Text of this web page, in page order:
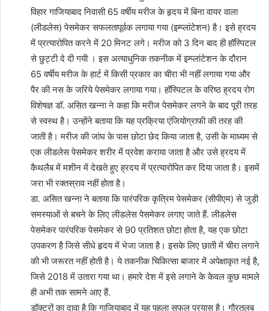
विहार गाजियाबाद निवासी 65 वर्षीय मरीज के हृदय में बिना वायर वाला
(लीडलेस) पेसमेकर सफलतापूर्वक लगाया गया (इम्प्लांटेशन) है। इसे ह्रदय
में प्रत्यारोपित करने में 20 मिनट लगे। मरीज को 3 दिन बाद ही हॉस्पिटल
से छुट्टी दे दी गयी । इस अत्याधुनिक तकनीक में इम्प्लांटेशन के दौरान
65 वर्षीय मरीज के हार्ट में किसी प्रकार का चीरा भी नहीं लगाया गया और
पैर की नस के जरिये पेसमेकर लगाया गया। हॉस्पिटल के वरिष्ठ ह्रदय रोग
विशेषज्ञ डॉ. असित खन्ना ने कहा कि मरीज पेसमेकर लगने के बाद पूरी तरह
से स्वस्थ है। उन्होंने बताया कि यह प्रक्रिया एंजियोग्राफी की तरह की
जाती है। मरीज की जांघ के पास छोटा छेद किया जाता है, उसी के माध्यम से
एक लीडलेस पेसमेकर शरीर में प्रवेश कराया जाता है और उसे ह्रदय में
कैथलैब में मशीन में देखते हुए ह्रदय में प्रत्यारोपित कर दिया जाता है। इसमें
जरा भी रक्तस्राव नहीं होता है।
डा. असित खन्ना ने बताया कि पारंपरिक कृत्रिम पेसमेकर (सीपीएम) से जुड़ी
समस्याओं से बचने के लिए लीडलेस पेसमेकर लगाए जाते हैं. लीडलेस
पेसमेकर पारंपरिक पेसमेकर से 90 प्रतिशत छोटा होता है, यह एक छोटा
उपकरण है जिसे सीधे हृदय में भेजा जाता है। इसके लिए छाती में चीरा लगाने
की भी जरूरत नहीं होती है। ये तकनीक चिकित्सा बाजार में अपेक्षाकृत नई है,
जिसे 2018 में उतारा गया था। हमारे देश में इसे लगाने के केवल कुछ मामले
ही अभी तक सामने आए हैं.
डॉक्टरों का दावा है कि गाजियाबाद में यह पहला सफल प्रयास है। गौरतलब